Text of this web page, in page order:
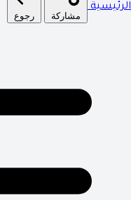
الرئيسية
مشاركة رجوع